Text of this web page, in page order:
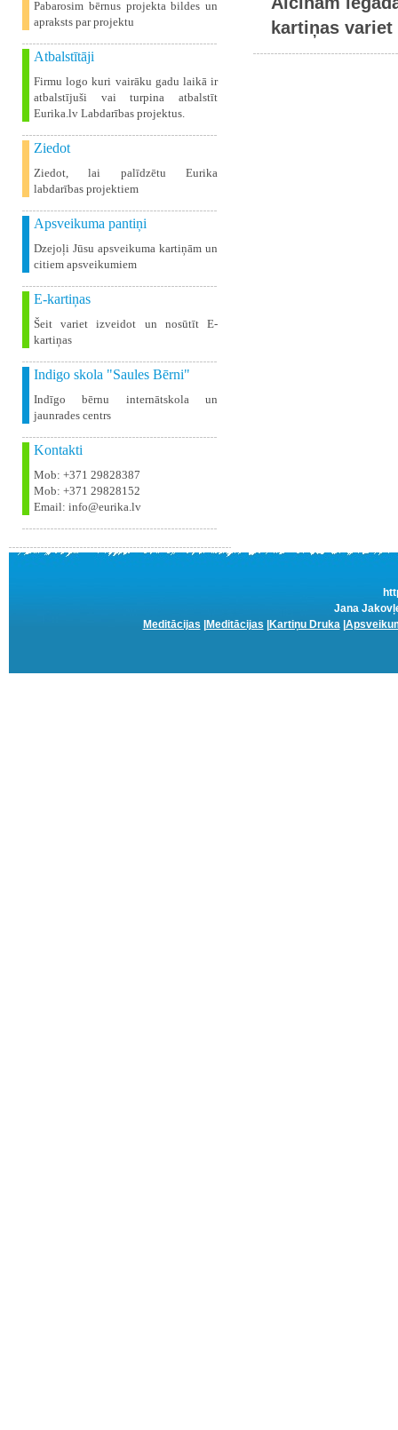
Pabarosim bērnus projekta bildes un
apraksts par projektu
Atbalstītāji
Firmu logo kuri vairāku gadu laikā ir
atbalstījuši vai turpina atbalstīt
Eurika.lv Labdarības projektus.
Ziedot
Ziedot, lai palīdzētu Eurika
labdarības projektiem
Apsveikuma pantiņi
Dzejoļi Jūsu apsveikuma kartiņām un
citiem apsveikumiem
E-kartiņas
Šeit variet izveidot un nosūtīt E-
kartiņas
Indigo skola "Saules Bērni"
Indīgo bērnu internātskola un
jaunrades centrs
Kontakti
Mob: +371 29828387
Mob: +371 29828152
Email: info@eurika.lv
kartiņas variet
Jana
Meditācijas
Meditācijas Kartiņu Druka|